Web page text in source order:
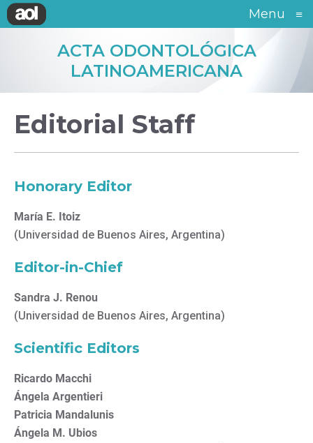
Menu ≡
ACTA ODONTOLÓGICA
LATINOAMERICANA
Editorial Staff
Honorary Editor
María E. Itoiz
(Universidad de Buenos Aires, Argentina)
Editor-in-Chief
Sandra J. Renou
(Universidad de Buenos Aires, Argentina)
Scientific Editors
Ricardo Macchi
Ángela Argentieri
Patricia Mandalunis
Ángela M. Ubios